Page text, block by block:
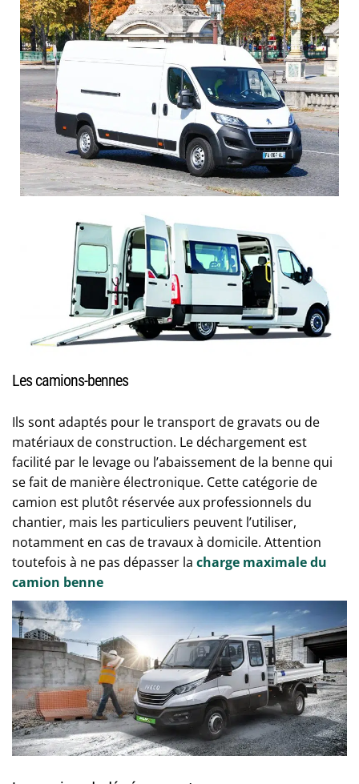
Les camions-bennes
Ils sont adaptés pour le transport de gravats ou de
matériaux de construction. Le déchargement est
facilité par le levage ou l’abaissement de la benne qui
se fait de manière électronique. Cette catégorie de
camion est plutôt réservée aux professionnels du
chantier, mais les particuliers peuvent l’utiliser,
notamment en cas de travaux à domicile. Attention
toutefois à ne pas dépasser la charge maximale du
camion benne